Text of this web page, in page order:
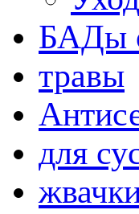
БАДы
травы
для